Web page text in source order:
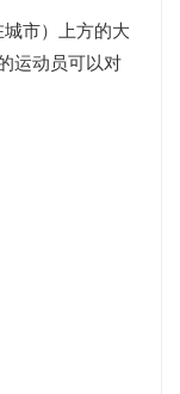
市）上方的大
运动员可以对